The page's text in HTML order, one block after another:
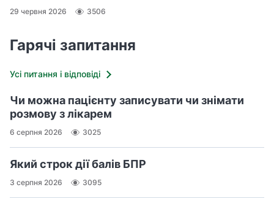
29 червня 2026 3506
Гарячі запитання
Усі питання і відповіді
Чи можна пацієнту записувати чи знімати
розмову з лікарем
6 серпня 2026 3025
Який строк дії балів БПР
3 серпня 2026 3095